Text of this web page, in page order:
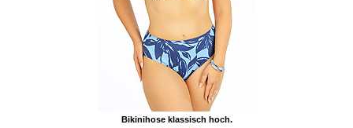
Bikinihose klassisch hoch.